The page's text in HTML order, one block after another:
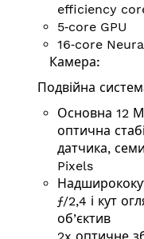
efficiency
5‑core GPU
16‑core
Камера:
Подвійна
Основна 12
оптична
датчика,
Pixels
ƒ/2,4 і кут
об’єктив
2x оптичне